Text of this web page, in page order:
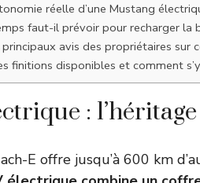
réelle d’une Mustang
faut-il prévoir pour recharger la
avis des propriétaires sur
finitions disponibles et comment
:
E offre jusqu’à 600 km